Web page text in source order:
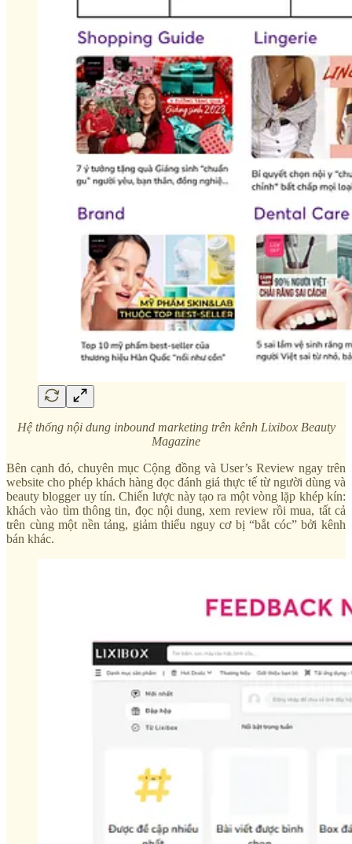
Hệ thống nội dung inbound marketing trên kênh Lixibox Beauty
Magazine
Bên cạnh đó, chuyên mục Cộng đồng và User’s Review ngay trên
website cho phép khách hàng đọc đánh giá thực tế từ người dùng và
beauty blogger uy tín. Chiến lược này tạo ra một vòng lặp khép kín:
khách vào tìm thông tin, đọc nội dung, xem review rồi mua, tất cả
trên cùng một nền tảng, giảm thiểu nguy cơ bị “bắt cóc” bởi kênh
bán khác.